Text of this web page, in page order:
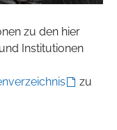
zu den hier
Institutionen
zu